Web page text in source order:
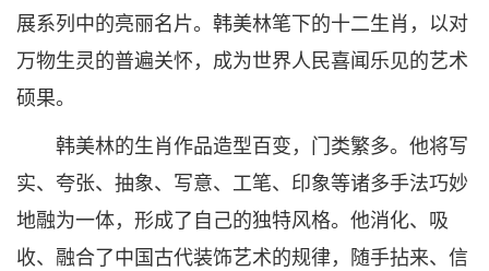
展系列中的亮丽名片。韩美林笔下的十二生肖，以对
万物生灵的普遍关怀，成为世界人民喜闻乐见的艺术
硕果。
韩美林的生肖作品造型百变，门类繁多。他将写
实、夸张、抽象、写意、工笔、印象等诸多手法巧妙
地融为一体，形成了自己的独特风格。他消化、吸
收、融合了中国古代装饰艺术的规律，随手拈来、信